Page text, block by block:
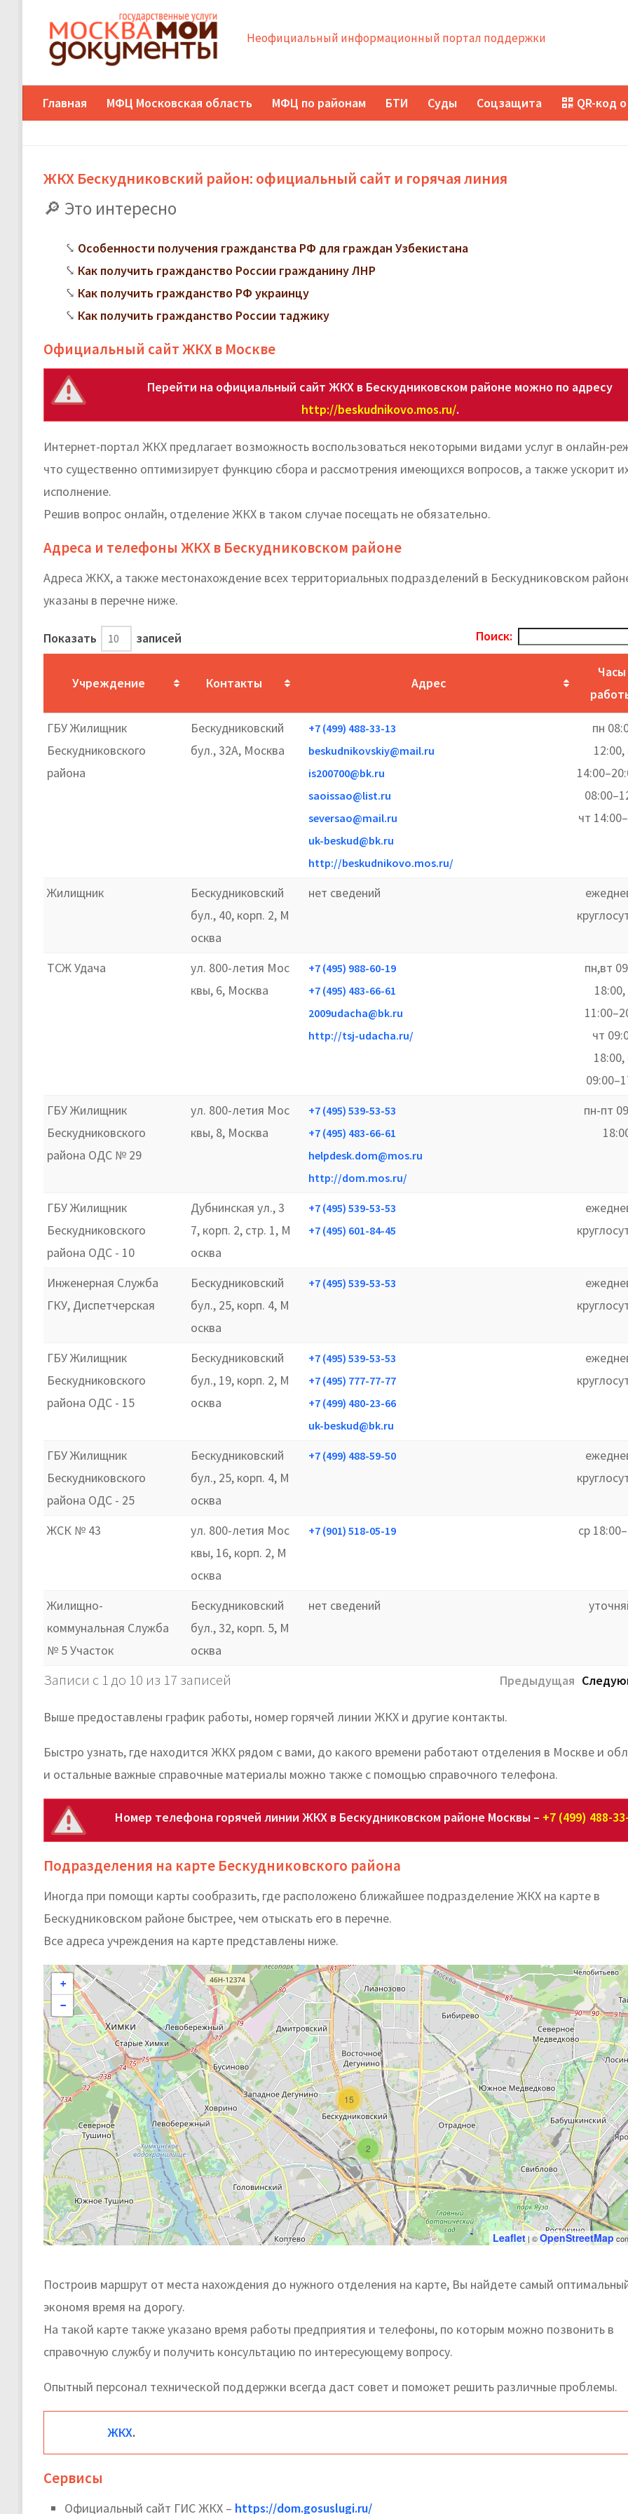
Неофициальный информационный портал поддержки
Главная МФЦ Московская область МФЦ по районам БТИ Суды Соцзащита QR-код
ЖКХ Бескудниковский район: официальный сайт и горячая линия
Это интересно
Особенности получения гражданства РФ для граждан Узбекистана
Как получить гражданство России гражданину ЛНР
Как получить гражданство РФ украинцу
Как получить гражданство России таджику
Официальный сайт ЖКХ в Москве
Перейти на официальный сайт ЖКХ в Бескудниковском районе можно по адресу
http://beskudnikovo.mos.ru/.
Интернет-портал ЖКХ предлагает возможность воспользоваться некоторыми видами услуг в онлайн-
что существенно оптимизирует функцию сбора и рассмотрения имеющихся вопросов, а также ускорит
исполнение.
Решив вопрос онлайн, отделение ЖКХ в таком случае посещать не обязательно.
Адреса и телефоны ЖКХ в Бескудниковском районе
Адреса ЖКХ, а также местонахождение всех территориальных подразделений в Бескудниковском
указаны в перечне ниже.
Показать записей Поиск:
Учреждение Контакты Адрес
Часы
ГБУ Жилищник
Бескудниковского
района
Бескудниковский
бул., 32А, Москва
+7 (499) 488-33-13
beskudnikovskiy@mail.ru
is200700@bk.ru
saoissao@list.ru
seversao@mail.ru
uk-beskud@bk.ru
http://beskudnikovo.mos.ru/
пн
12:00,
чт
Жилищник
Бескудниковский
бул., 40, корп. 2, М
осква
нет сведений
ТСЖ Удача
ул. 800-летия Мос
квы, 6, Москва
+7 (495) 988-60-19
+7 (495) 483-66-61
2009udacha@bk.ru
http://tsj-udacha.ru/
пн,вт
18:00,
чт
18:00,
ГБУ Жилищник
Бескудниковского
района ОДС № 29
ул. 800-летия Мос
квы, 8, Москва
+7 (495) 539-53-53
+7 (495) 483-66-61
helpdesk.dom@mos.ru
http://dom.mos.ru/
пн-пт
ГБУ Жилищник
Бескудниковского
района ОДС - 10
Дубнинская ул., 3
7, корп. 2, стр. 1, М
осква
+7 (495) 539-53-53
+7 (495) 601-84-45
Инженерная Служба
ГКУ, Диспетчерская
Бескудниковский
бул., 25, корп. 4, М
осква
+7 (495) 539-53-53
ГБУ Жилищник
Бескудниковского
района ОДС - 15
Бескудниковский
бул., 19, корп. 2, М
осква
+7 (495) 539-53-53
+7 (495) 777-77-77
+7 (499) 480-23-66
uk-beskud@bk.ru
ГБУ Жилищник
Бескудниковского
района ОДС - 25
Бескудниковский
бул., 25, корп. 4, М
осква
+7 (499) 488-59-50
ЖСК № 43
ул. 800-летия Мос
квы, 16, корп. 2, М
осква
+7 (901) 518-05-19 ср
Жилищно-
коммунальная Служба
№ 5 Участок
Бескудниковский
бул., 32, корп. 5, М
осква
нет сведений
Записи с 1 до 10 из 17 записей Предыдущая
Выше предоставлены график работы, номер горячей линии ЖКХ и другие контакты.
Быстро узнать, где находится ЖКХ рядом с вами, до какого времени работают отделения в Москве и
и остальные важные справочные материалы можно также с помощью справочного телефона.
Номер телефона горячей линии ЖКХ в Бескудниковском районе Москвы – +7 (499) 488-
Подразделения на карте Бескудниковского района
Иногда при помощи карты сообразить, где расположено ближайшее подразделение ЖКХ на карте в
Бескудниковском районе быстрее, чем отыскать его в перечне.
Все адреса учреждения на карте представлены ниже.
2
15
+
−
Leaflet| ©OpenStreetMap
Построив маршрут от места нахождения до нужного отделения на карте, Вы найдете самый
экономя время на дорогу.
На такой карте также указано время работы предприятия и телефоны, по которым можно позвонить в
справочную службу и получить консультацию по интересующему вопросу.
Опытный персонал технической поддержки всегда даст совет и поможет решить различные проблемы.
ЖКХ.
Сервисы
Официальный сайт ГИС ЖКХ – https://dom.gosuslugi.ru/